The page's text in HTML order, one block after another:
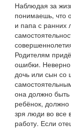
Наблюдая за
понимаешь, что
и папа с ранних
Родителям
ошибки.
дочь или сын со
она должно быть
ребёнок, должно
зря люди во все
работу. Если